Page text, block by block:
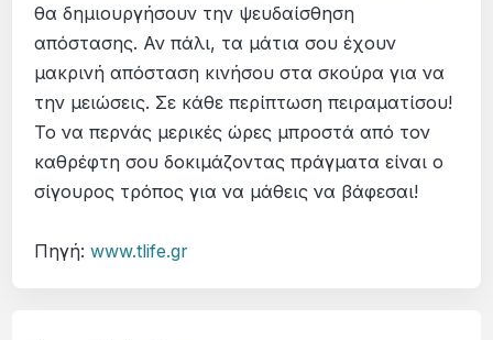
θα δημιουργήσουν την ψευδαίσθηση
απόστασης. Αν πάλι, τα μάτια σου έχουν
μακρινή απόσταση κινήσου στα σκούρα για να
την μειώσεις. Σε κάθε περίπτωση πειραματίσου!
Το να περνάς μερικές ώρες μπροστά από τον
καθρέφτη σου δοκιμάζοντας πράγματα είναι ο
σίγουρος τρόπος για να μάθεις να βάφεσαι!
Πηγή:www.tlife.gr